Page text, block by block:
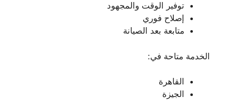
توفير الوقت والمجهود
إصلاح فوري
متابعة بعد الصيانة
الخدمة متاحة في:
القاهرة
الجيزة